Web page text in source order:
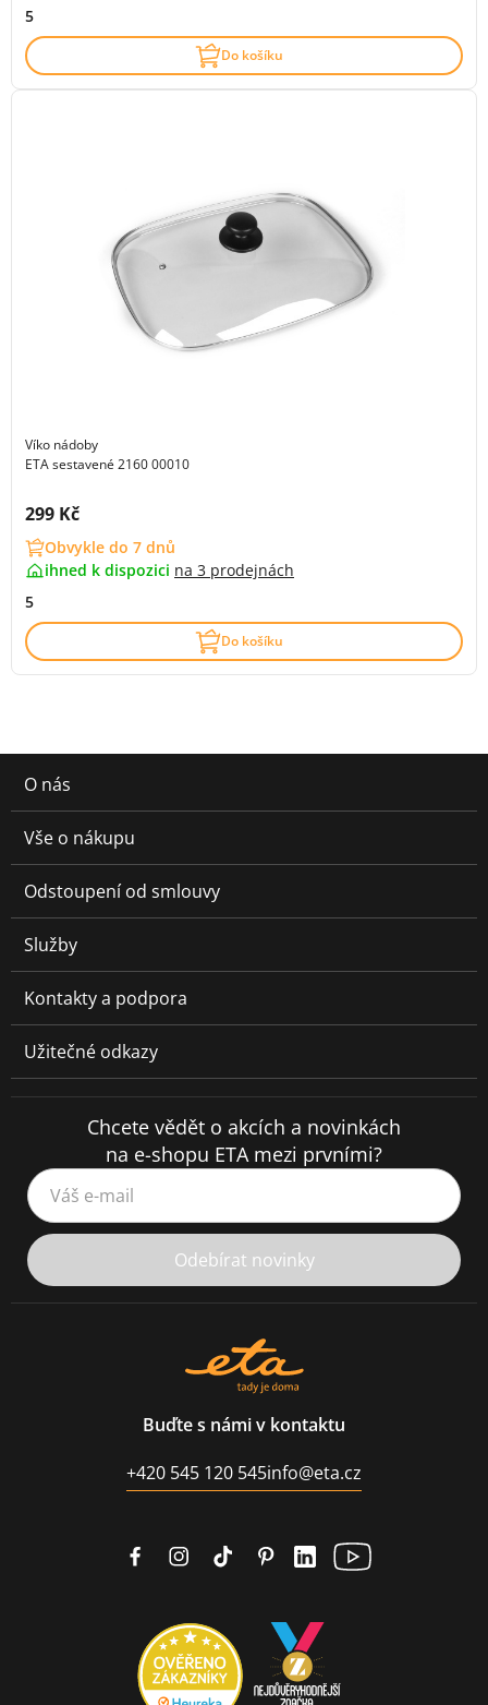
5
Do košíku
Víko nádoby
ETA sestavené 2160 00010
Cena s DPH:
299 Kč
Obvykle do 7 dnů
ihned k dispozici na 3 prodejnách
5
Do košíku
O nás
Vše o nákupu
Odstoupení od smlouvy
Služby
Kontakty a podpora
Užitečné odkazy
Chcete vědět o akcích a novinkách
na e-shopu ETA mezi prvními?
Váš e-mail
Odebírat novinky
Buďte s námi v kontaktu
+420 545 120 545info@eta.cz